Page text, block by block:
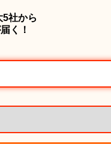
5社から
く！